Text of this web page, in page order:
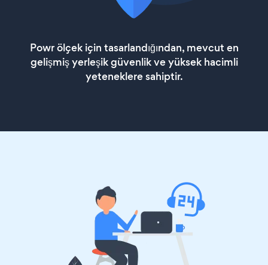
Powr ölçek için tasarlandığından, mevcut en
gelişmiş yerleşik güvenlik ve yüksek hacimli
yeteneklere sahiptir.